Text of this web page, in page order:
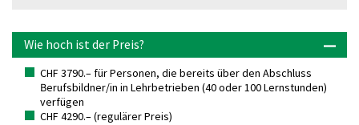
Wie hoch ist der Preis?
CHF 3790.– für Personen, die bereits über den Abschluss
Berufsbildner/in in Lehrbetrieben (40 oder 100 Lernstunden)
verfügen
CHF 4290.– (regulärer Preis)